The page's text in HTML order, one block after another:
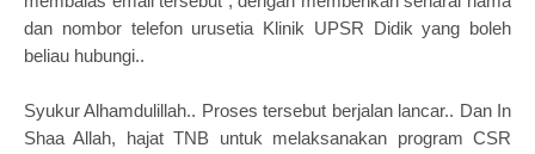
dan nombor telefon urusetia Klinik UPSR Didik yang boleh
beliau hubungi..
Syukur Alhamdulillah.. Proses tersebut berjalan lancar.. Dan In
Shaa Allah, hajat TNB untuk melaksanakan program CSR